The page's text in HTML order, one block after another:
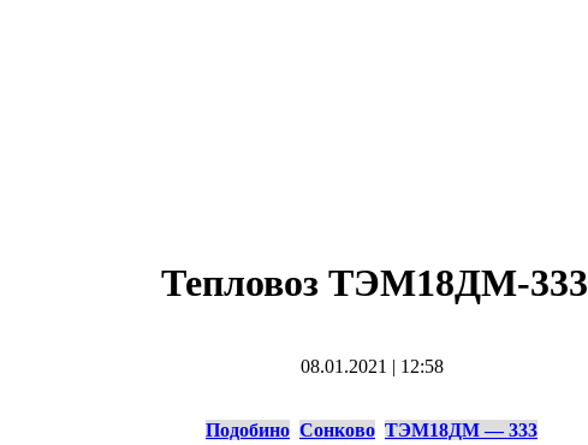
Тепловоз ТЭМ18ДМ-333
08.01.2021 | 12:58
Подобино Сонково ТЭМ18ДМ — 333